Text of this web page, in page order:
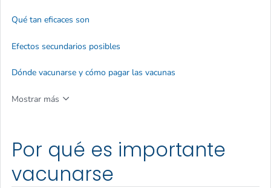
Por qué es importante
vacunarse
Qué tan eficaces son
Efectos secundarios posibles
Dónde vacunarse y cómo pagar las vacunas
Mostrar más